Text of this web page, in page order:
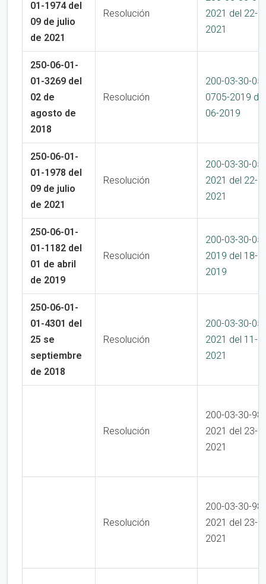
01-1974 del
09 de julio
de 2021
Resolución
2021 del 22-
2021
250-06-01-
01-3269 del
02 de
agosto de
2018
Resolución
200-03-30-
0705-2019
06-2019
250-06-01-
01-1978 del
09 de julio
de 2021
Resolución
200-03-30-
2021 del 22-
2021
250-06-01-
01-1182 del
01 de abril
de 2019
Resolución
200-03-30-
2019 del 18-
2019
250-06-01-
01-4301 del
25 se
septiembre
de 2018
Resolución
200-03-30-
2021 del 11-
2021
Resolución
200-03-30-
2021 del 23-
2021
Resolución
200-03-30-
2021 del 23-
2021